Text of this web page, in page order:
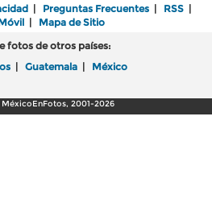
| Preguntas Frecuentes | RSS |
| Mapa de Sitio
fotos de otros países:
| Guatemala | México
2001-2026